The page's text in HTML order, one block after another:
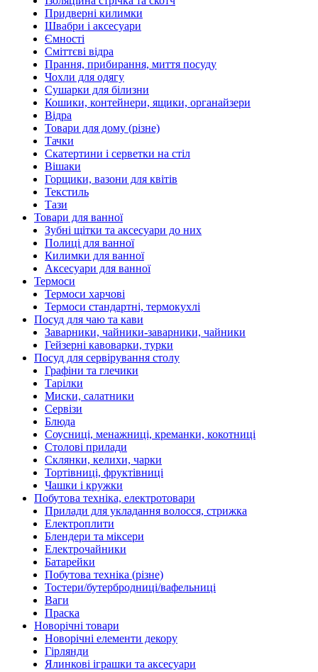
Придверні килимки
Швабри і аксесуари
Ємності
Сміттєві відра
Прання, прибирання, миття посуду
Чохли для одягу
Сушарки для білизни
Кошики, контейнери, ящики, органайзери
Відра
Товари для дому (різне)
Тачки
Скатертини і серветки на стіл
Вішаки
Горщики, вазони для квітів
Текстиль
Тази
Товари для ванної
Зубні щітки та аксесуари до них
Полиці для ванної
Килимки для ванної
Аксесуари для ванної
Термоси
Термоси харчові
Термоси стандартні, термокухлі
Посуд для чаю та кави
Заварники, чайники-заварники, чайники
Гейзерні кавоварки, турки
Посуд для сервірування столу
Графіни та глечики
Тарілки
Миски, салатники
Сервізи
Блюда
Соусниці, менажниці, креманки, кокотниці
Столові прилади
Склянки, келихи, чарки
Тортівниці, фруктівниці
Чашки і кружки
Побутова техніка, електротовари
Прилади для укладання волосся, стрижка
Електроплити
Блендери та міксери
Електрочайники
Батарейки
Побутова техніка (різне)
Тостери/бутербродниці/вафельниці
Ваги
Праска
Новорічні товари
Новорічні елементи декору
Гірлянди
Ялинкові іграшки та аксесуари